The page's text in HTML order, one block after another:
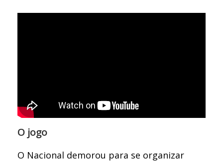
O jogo
O Nacional demorou para se organizar